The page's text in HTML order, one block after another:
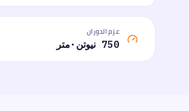
عزم الدوران
750 نيوتن·متر